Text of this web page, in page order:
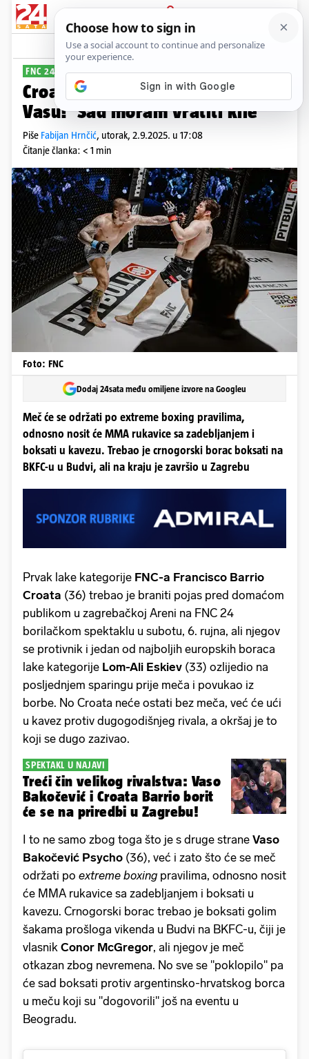
PRIJAVA
Sport Komentari
FNC 24
Croata u Zagrebu ipak ide na
Vasu! ‘Sad moram vratiti kile’
Piše Fabijan Hrnčić, utorak, 2.9.2025. u 17:08
Čitanje članka: < 1 min
Foto: FNC
Dodaj 24sata među omiljene izvore na Googleu
Meč će se održati po extreme boxing pravilima,
odnosno nosit će MMA rukavice sa zadebljanjem i
boksati u kavezu. Trebao je crnogorski borac boksati na
BKFC-u u Budvi, ali na kraju je završio u Zagrebu
Prvak lake kategorije FNC-a Francisco Barrio
Croata (36) trebao je braniti pojas pred domaćom
publikom u zagrebačkoj Areni na FNC 24
borilačkom spektaklu u subotu, 6. rujna, ali njegov
se protivnik i jedan od najboljih europskih boraca
lake kategorije Lom-Ali Eskiev (33) ozlijedio na
posljednjem sparingu prije meča i povukao iz
borbe. No Croata neće ostati bez meča, već će ući
u kavez protiv dugogodišnjeg rivala, a okršaj je to
koji se dugo zazivao.
SPEKTAKL U NAJAVI
Treći čin velikog rivalstva: Vaso
Bakočević i Croata Barrio borit
će se na priredbi u Zagrebu!
I to ne samo zbog toga što je s druge strane Vaso
Bakočević Psycho (36), već i zato što će se meč
održati po extreme boxing pravilima, odnosno nosit
će MMA rukavice sa zadebljanjem i boksati u
kavezu. Crnogorski borac trebao je boksati golim
šakama prošloga vikenda u Budvi na BKFC-u, čiji je
vlasnik Conor McGregor, ali njegov je meč
otkazan zbog nevremena. No sve se "poklopilo" pa
će sad boksati protiv argentinsko-hrvatskog borca
u meču koji su "dogovorili" još na eventu u
Beogradu.